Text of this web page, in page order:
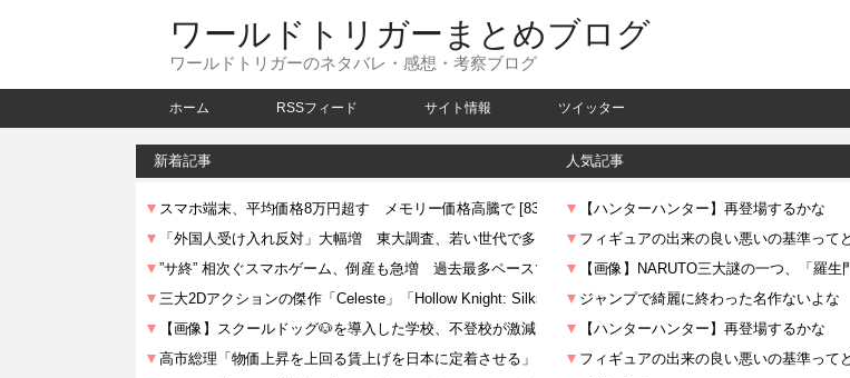
ワールドトリガーまとめブログ
ワールドトリガーのネタバレ・感想・考察ブログ
ホーム RSSフィード サイト情報 ツイッター
新着記事 人気記事